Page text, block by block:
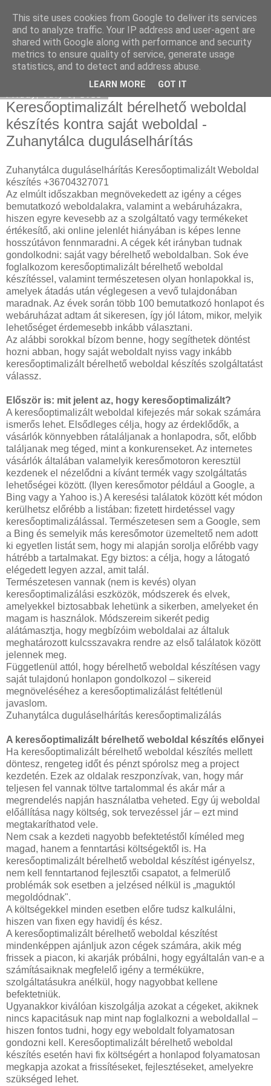
Eladó Mercedes
Keresőoptimalizált bérelhető weboldal
készítés kontra saját weboldal -
Zuhanytálca duguláselhárítás
Zuhanytálca duguláselhárítás Keresőoptimalizált Weboldal
készítés +36704327071
Az elmúlt időszakban megnövekedett az igény a céges
bemutatkozó weboldalakra, valamint a webáruházakra,
hiszen egyre kevesebb az a szolgáltató vagy termékeket
értékesítő, aki online jelenlét hiányában is képes lenne
hosszútávon fennmaradni. A cégek két irányban tudnak
gondolkodni: saját vagy bérelhető weboldalban. Sok éve
foglalkozom keresőoptimalizált bérelhető weboldal
készítéssel, valamint természetesen olyan honlapokkal is,
amelyek átadás után véglegesen a vevő tulajdonában
maradnak. Az évek során több 100 bemutatkozó honlapot és
webáruházat adtam át sikeresen, így jól látom, mikor, melyik
lehetőséget érdemesebb inkább választani.
Az alábbi sorokkal bízom benne, hogy segíthetek döntést
hozni abban, hogy saját weboldalt nyiss vagy inkább
keresőoptimalizált bérelhető weboldal készítés szolgáltatást
válassz.
Először is: mit jelent az, hogy keresőoptimalizált?
A keresőoptimalizált weboldal kifejezés már sokak számára
ismerős lehet. Elsődleges célja, hogy az érdeklődők, a
vásárlók könnyebben rátaláljanak a honlapodra, sőt, előbb
találjanak meg téged, mint a konkurenseket. Az internetes
vásárlók általában valamelyik keresőmotoron keresztül
kezdenek el nézelődni a kívánt termék vagy szolgáltatás
lehetőségei között. (Ilyen keresőmotor például a Google, a
Bing vagy a Yahoo is.) A keresési találatok között két módon
kerülhetsz előrébb a listában: fizetett hirdetéssel vagy
keresőoptimalizálással. Természetesen sem a Google, sem
a Bing és semelyik más keresőmotor üzemeltető nem adott
ki egyetlen listát sem, hogy mi alapján sorolja előrébb vagy
hátrébb a tartalmakat. Egy biztos: a célja, hogy a látogató
elégedett legyen azzal, amit talál.
Természetesen vannak (nem is kevés) olyan
keresőoptimalizálási eszközök, módszerek és elvek,
amelyekkel biztosabbak lehetünk a sikerben, amelyeket én
magam is használok. Módszereim sikerét pedig
alátámasztja, hogy megbízóim weboldalai az általuk
meghatározott kulcsszavakra rendre az első találatok között
jelennek meg.
Függetlenül attól, hogy bérelhető weboldal készítésen vagy
saját tulajdonú honlapon gondolkozol – sikereid
megnöveléséhez a keresőoptimalizálást feltétlenül
javaslom.
Zuhanytálca duguláselhárítás keresőoptimalizálás
A keresőoptimalizált bérelhető weboldal készítés előnyei
Ha keresőoptimalizált bérelhető weboldal készítés mellett
döntesz, rengeteg időt és pénzt spórolsz meg a project
kezdetén. Ezek az oldalak reszponzívak, van, hogy már
teljesen fel vannak töltve tartalommal és akár már a
megrendelés napján használatba veheted. Egy új weboldal
előállítása nagy költség, sok tervezéssel jár – ezt mind
megtakaríthatod vele.
Nem csak a kezdeti nagyobb befektetéstől kíméled meg
magad, hanem a fenntartási költségektől is. Ha
keresőoptimalizált bérelhető weboldal készítést igényelsz,
nem kell fenntartanod fejlesztői csapatot, a felmerülő
problémák sok esetben a jelzésed nélkül is „maguktól
megoldódnak".
A költségekkel minden esetben előre tudsz kalkulálni,
hiszen van fixen egy havidíj és kész.
A keresőoptimalizált bérelhető weboldal készítést
mindenképpen ajánljuk azon cégek számára, akik még
frissek a piacon, ki akarják próbálni, hogy egyáltalán van-e a
számításaiknak megfelelő igény a termékükre,
szolgáltatásukra anélkül, hogy nagyobbat kellene
befektetniük.
Ugyanakkor kiválóan kiszolgálja azokat a cégeket, akiknek
nincs kapacitásuk nap mint nap foglalkozni a weboldallal –
hiszen fontos tudni, hogy egy weboldalt folyamatosan
gondozni kell. Keresőoptimalizált bérelhető weboldal
készítés esetén havi fix költségért a honlapod folyamatosan
megkapja azokat a frissítéseket, fejlesztéseket, amelyekre
szükséged lehet.
This site uses cookies from Google to deliver its services
and to analyze traffic. Your IP address and user-agent are
shared with Google along with performance and security
metrics to ensure quality of service, generate usage
statistics, and to detect and address abuse.
LEARN MORE GOT IT